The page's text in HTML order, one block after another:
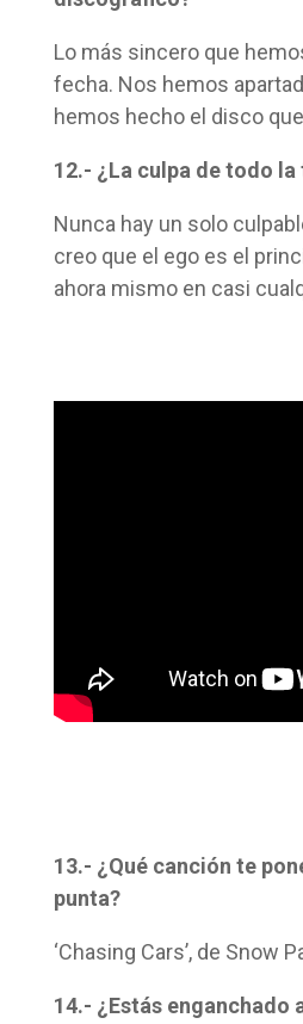
Lo más sincero que
fecha. Nos hemos
hemos hecho el disco
12.- ¿La culpa de todo la
Nunca hay un solo
creo que el ego es el
ahora mismo en casi
13.- ¿Qué canción te
punta?
‘Chasing Cars’, de Snow
14.- ¿Estás enganchado